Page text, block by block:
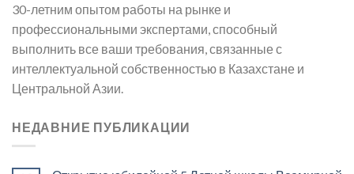
30-летним опытом работы на рынке и
профессиональными экспертами, способный
выполнить все ваши требования, связанные с
интеллектуальной собственностью в Казахстане и
Центральной Азии.
НЕДАВНИЕ ПУБЛИКАЦИИ